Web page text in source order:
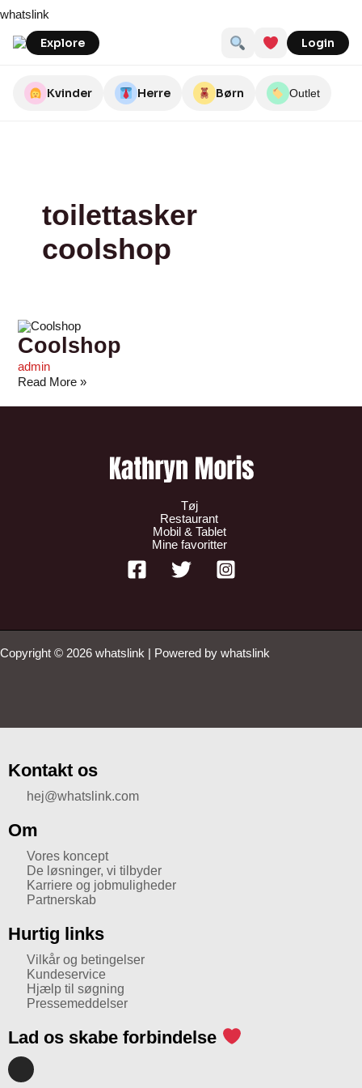
to
content
whatslink
Explore Login
Kvinder Herre Børn Outlet
toilettasker
coolshop
Coolshop
admin
Read More »
Tøj
Restaurant
Mobil & Tablet
Mine favoritter
Copyright © 2026 whatslink | Powered by whatslink
Kontakt os
hej@whatslink.com
Om
Vores koncept
De løsninger, vi tilbyder
Karriere og jobmuligheder
Partnerskab
Hurtig links
Vilkår og betingelser
Kundeservice
Hjælp til søgning
Pressemeddelser
Lad os skabe forbindelse
I